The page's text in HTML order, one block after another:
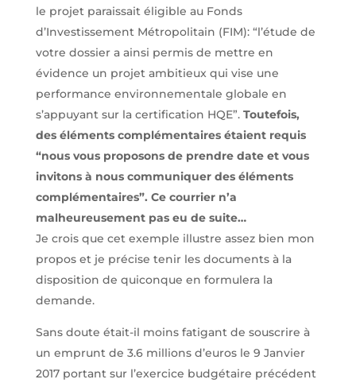
le projet paraissait éligible au Fonds
d’Investissement Métropolitain (FIM): “l’étude de
votre dossier a ainsi permis de mettre en
évidence un projet ambitieux qui vise une
performance environnementale globale en
s’appuyant sur la certification HQE”. Toutefois,
des éléments complémentaires étaient requis
“nous vous proposons de prendre date et vous
invitons à nous communiquer des éléments
complémentaires”. Ce courrier n’a
malheureusement pas eu de suite…
Je crois que cet exemple illustre assez bien mon
propos et je précise tenir les documents à la
disposition de quiconque en formulera la
demande.
Sans doute était-il moins fatigant de souscrire à
un emprunt de 3.6 millions d’euros le 9 Janvier
2017 portant sur l’exercice budgétaire précédent